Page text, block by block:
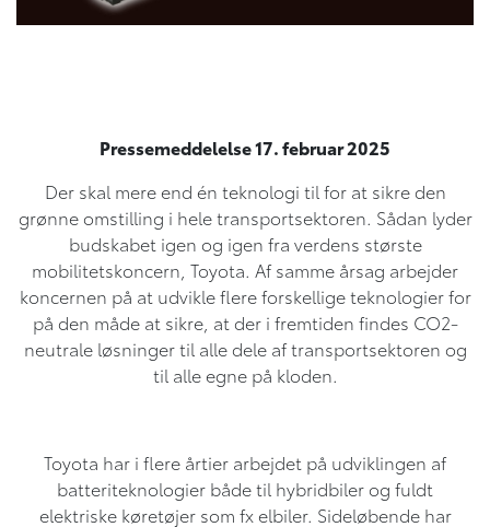
Pressemeddelelse 17. februar 2025
Der skal mere end én teknologi til for at sikre den
grønne omstilling i hele transportsektoren. Sådan lyder
budskabet igen og igen fra verdens største
mobilitetskoncern, Toyota. Af samme årsag arbejder
koncernen på at udvikle flere forskellige teknologier for
på den måde at sikre, at der i fremtiden findes CO2-
neutrale løsninger til alle dele af transportsektoren og
til alle egne på kloden.
Toyota har i flere årtier arbejdet på udviklingen af
batteriteknologier både til hybridbiler og fuldt
elektriske køretøjer som fx elbiler. Sideløbende har